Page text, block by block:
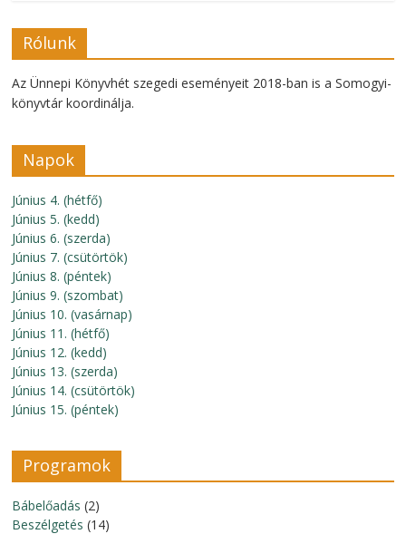
Rólunk
Az Ünnepi Könyvhét szegedi eseményeit 2018-ban is a Somogyi-
könyvtár koordinálja.
Napok
Június 4. (hétfő)
Június 5. (kedd)
Június 6. (szerda)
Június 7. (csütörtök)
Június 8. (péntek)
Június 9. (szombat)
Június 10. (vasárnap)
Június 11. (hétfő)
Június 12. (kedd)
Június 13. (szerda)
Június 14. (csütörtök)
Június 15. (péntek)
Programok
Bábelőadás (2)
Beszélgetés (14)